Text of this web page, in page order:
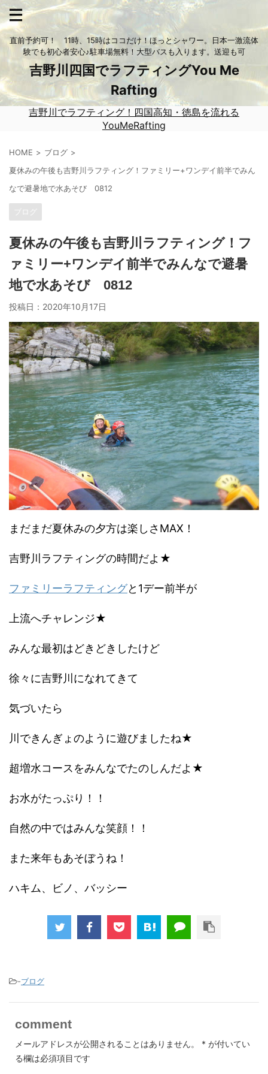
直前予約可！ 11時、15時はココだけ！ほっとシャワー。日本一激流体
験でも初心者安心♪駐車場無料！大型バスも入ります。送迎も可
吉野川四国でラフティングYou Me
Rafting
吉野川でラフティング！四国高知・徳島を流れる
YouMeRafting
HOME
ブログ
夏休みの午後も吉野川ラフティング！ファミリー+ワンデイ前半でみん
なで避暑地で水あそび 0812
ブログ
夏休みの午後も吉野川ラフティング！フ
ァミリー+ワンデイ前半でみんなで避暑
地で水あそび 0812
投稿日： 2020年10月17日
まだまだ夏休みの夕方は楽しさMAX！
吉野川ラフティングの時間だよ★
ファミリーラフティングと1デー前半が
上流へチャレンジ★
みんな最初はどきどきしたけど
徐々に吉野川になれてきて
気づいたら
川できんぎょのように遊びましたね★
超増水コースをみんなでたのしんだよ★
お水がたっぷり！！
自然の中ではみんな笑顔！！
また来年もあそぼうね！
ハキム、ビノ、バッシー
-ブログ
comment
メールアドレスが公開されることはありません。 * が付いてい
る欄は必須項目です